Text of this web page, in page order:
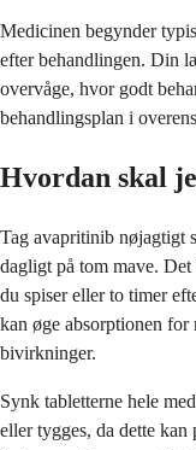
Medicinen begynder
efter behandlingen. Din
overvåge, hvor godt
behandlingsplan i
Hvordan skal
Tag avapritinib nøjagtigt
dagligt på tom mave.
du spiser eller to timer
kan øge absorptionen
bivirkninger.
Synk tabletterne hele
eller tygges, da dette